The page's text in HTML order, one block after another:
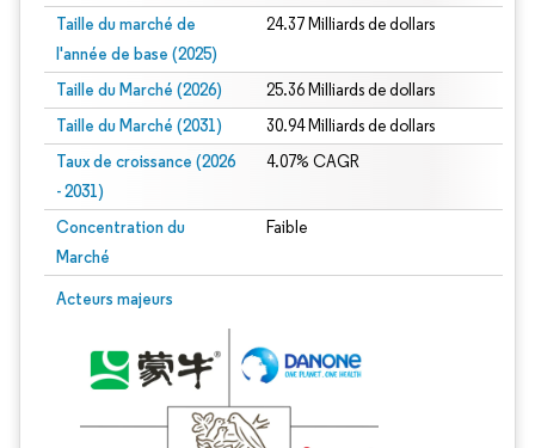
Taille du marché de
l'année de base (2025)
24.37 Milliards de dollars
Taille du Marché (2026) 25.36 Milliards de dollars
Taille du Marché (2031) 30.94 Milliards de dollars
Taux de croissance (2026
- 2031)
4.07% CAGR
Concentration du
Marché
Faible
Acteurs majeurs
Image © Mordor Intelligence. La réutilisation nécessite une attribution sous CC